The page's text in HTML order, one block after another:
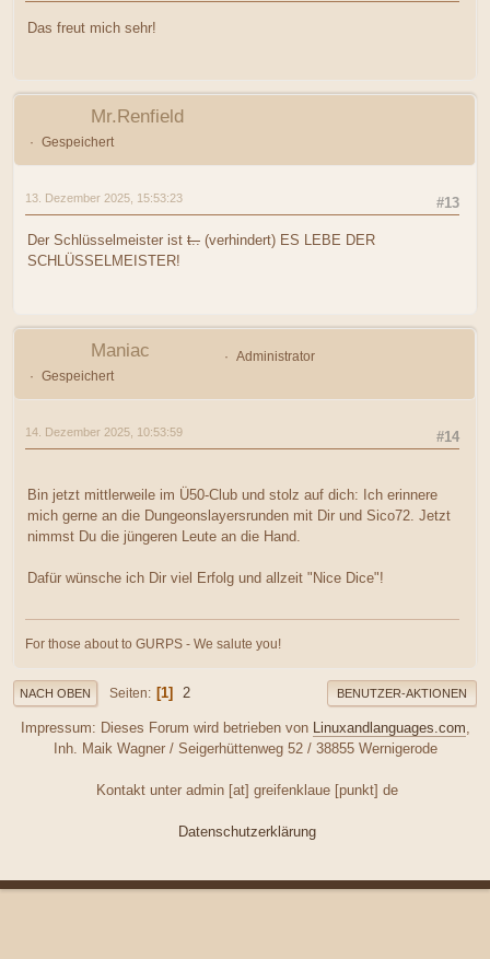
Das freut mich sehr!
Mr.Renfield
Gespeichert
#13
13. Dezember 2025, 15:53:23
Der Schlüsselmeister ist t.. (verhindert) ES LEBE DER
SCHLÜSSELMEISTER!
Maniac
Administrator
Gespeichert
#14
14. Dezember 2025, 10:53:59
Bin jetzt mittlerweile im Ü50-Club und stolz auf dich: Ich erinnere
mich gerne an die Dungeonslayersrunden mit Dir und Sico72. Jetzt
nimmst Du die jüngeren Leute an die Hand.
Dafür wünsche ich Dir viel Erfolg und allzeit "Nice Dice"!
For those about to GURPS - We salute you!
NACH OBEN Seiten 1 2 BENUTZER-AKTIONEN
Impressum: Dieses Forum wird betrieben von Linuxandlanguages.com,
Inh. Maik Wagner / Seigerhüttenweg 52 / 38855 Wernigerode
Kontakt unter admin [at] greifenklaue [punkt] de
Datenschutzerklärung